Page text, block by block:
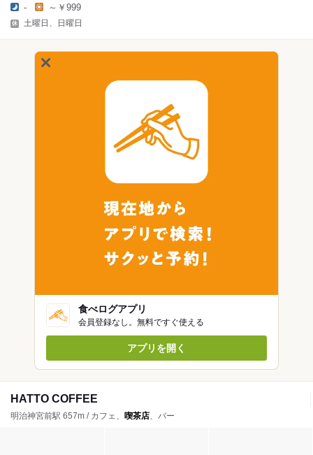
- ～￥999
土曜日、日曜日
食べログアプリ
会員登録なし。無料ですぐ使える
アプリを開く
HATTO COFFEE
明治神宮前駅 657m / カフェ、 喫茶店、バー